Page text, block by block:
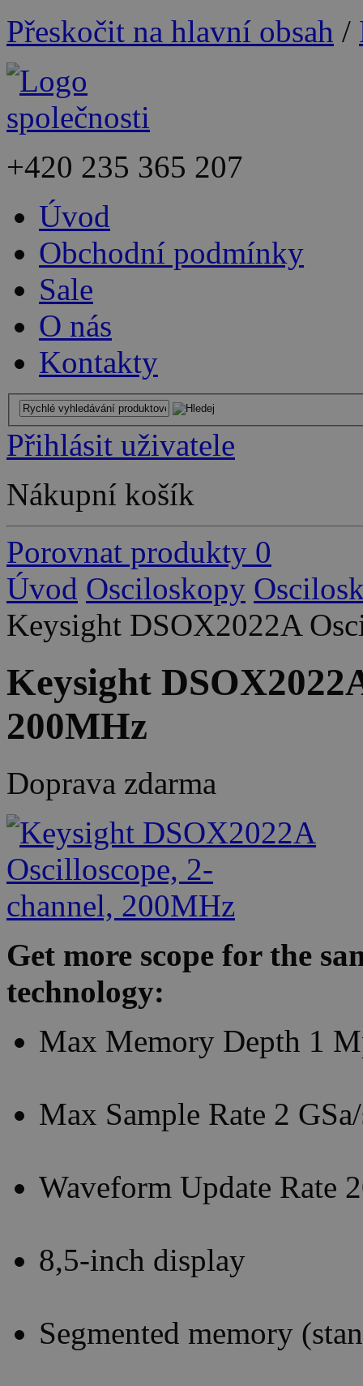
Přeskočit na hlavní obsah /
+420 235 365 207
Úvod
Obchodní podmínky
Sale
O nás
Kontakty
Přihlásit uživatele
Nákupní košík
Porovnat produkty 0
Úvod Osciloskopy
Keysight DSOX2022A
Keysight
200MHz
Doprava zdarma
Get more scope for the
technology:
Max Memory Depth 1
Max Sample Rate 2
Waveform Update Rate
8,5-inch display
Segmented memory